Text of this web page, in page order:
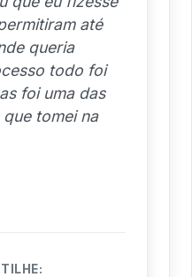
até
queria
todo foi
foi uma das
tomei na